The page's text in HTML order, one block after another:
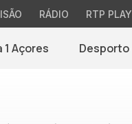
RÁDIO RTP PLAY
1 Açores Desporto